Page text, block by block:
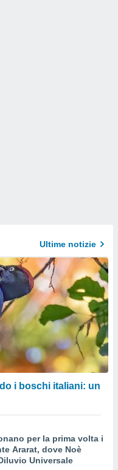
Ultime notizie
i boschi italiani: un
per la prima volta i
Ararat, dove Noè
Universale